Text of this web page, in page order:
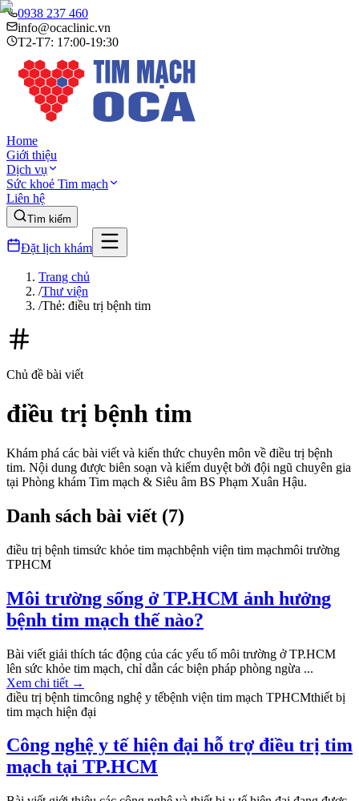
0938 237 460
info@ocaclinic.vn
T2-T7: 17:00-19:30
Home
Giới thiệu
Dịch vụ
Sức khoẻ Tim mạch
Liên hệ
Tìm kiếm
Đặt lịch khám
Trang chủ
/Thư viện
/Thẻ: điều trị bệnh tim
Chủ đề bài viết
điều trị bệnh tim
Khám phá các bài viết và kiến thức chuyên môn về điều trị bệnh
tim. Nội dung được biên soạn và kiểm duyệt bởi đội ngũ chuyên gia
tại Phòng khám Tim mạch & Siêu âm BS Phạm Xuân Hậu.
Danh sách bài viết (7)
điều trị bệnh timsức khỏe tim mạchbệnh viện tim mạchmôi trường
TPHCM
Môi trường sống ở TP.HCM ảnh hưởng
bệnh tim mạch thế nào?
Bài viết giải thích tác động của các yếu tố môi trường ở TP.HCM
lên sức khỏe tim mạch, chỉ dẫn các biện pháp phòng ngừa ...
Xem chi tiết →
điều trị bệnh timcông nghệ y tếbệnh viện tim mạch TPHCMthiết bị
tim mạch hiện đại
Công nghệ y tế hiện đại hỗ trợ điều trị tim
mạch tại TP.HCM